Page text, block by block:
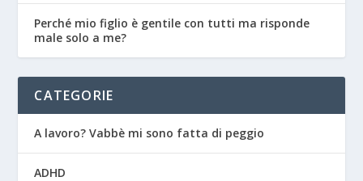
Perché mio figlio è gentile con tutti ma risponde
male solo a me?
CATEGORIE
A lavoro? Vabbè mi sono fatta di peggio
ADHD